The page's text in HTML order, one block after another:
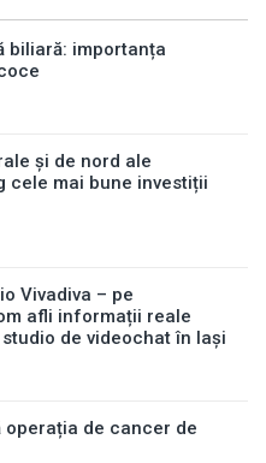
biliară: importanța
și de nord ale
cele mai bune investiții
Vivadiva – pe
afli informații reale
de videochat în Iași
operația de cancer de